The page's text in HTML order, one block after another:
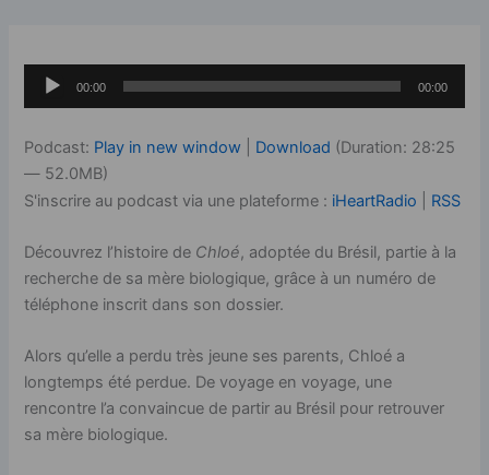
Lecteur
00:00 00:00
Podcast: Play in new window Download (Duration: 28:25
— 52.0MB)
S'inscrire au podcast via une plateforme : iHeartRadio RSS
Découvrez l’histoire de Chloé, adoptée du Brésil, partie à la
recherche de sa mère biologique, grâce à un numéro de
téléphone inscrit dans son dossier.
Alors qu’elle a perdu très jeune ses parents, Chloé a
longtemps été perdue. De voyage en voyage, une
rencontre l’a convaincue de partir au Brésil pour retrouver
sa mère biologique.